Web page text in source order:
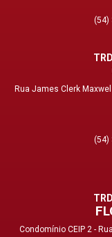
(54)
Rua James Clerk Maxwel
(54)
Condomínio CEIP 2 -